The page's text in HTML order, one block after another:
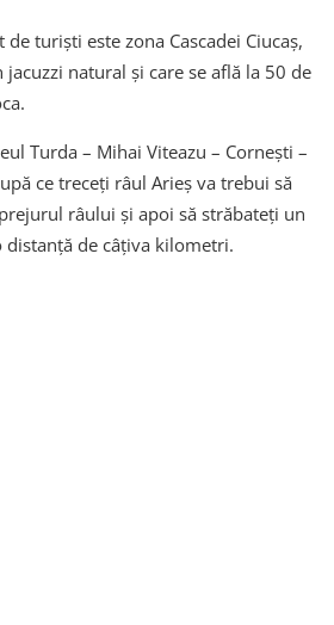
turiști este zona Cascadei Ciucaș,
natural și care se află la 50 de
Turda – Mihai Viteazu – Cornești –
ce treceți râul Arieș va trebui să
râului și apoi să străbateți un
de câțiva kilometri.